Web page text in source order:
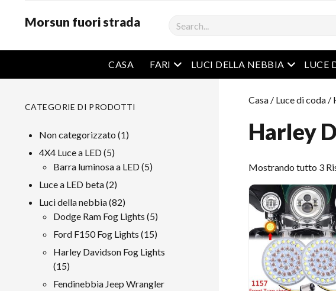
Morsun fuori strada Ricerca
CASA FARI Menu aperto
LUCI DELLA NEBBIA MenuLUCE
Casa / Luce di coda /
Harley
Mostrando tutto 3
CATEGORIE DI PRODOTTI
Non categorizzato 11
4X4 Luce a LED 55
prodotti
Barra luminosa a LED 55
Luce a LED beta 22
prodotti
Luci della nebbia 8282
prodotti
Dodge Ram Fog Lights 55
prodotti
Ford F150 Fog Lights 1515
prodotti
Harley Davidson Fog Lights
1515
prodotti
Fendinebbia Jeep Wrangler